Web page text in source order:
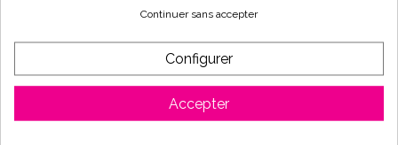
Référence : VULCAN - PROPOOL + 30 W Sans pompe
doseuse
Marque : ELECRO
Dimensions : L623 x l132 x H331 mm
Poids : 5,4 kg
Continuer sans accepter
Configurer
Accepter